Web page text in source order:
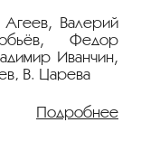
Валерий
Федор
Иванчин,
В. Царева
находится
древний
Подробнее